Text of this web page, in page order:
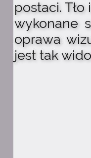
postaci.
wykonane
oprawa
jest tak